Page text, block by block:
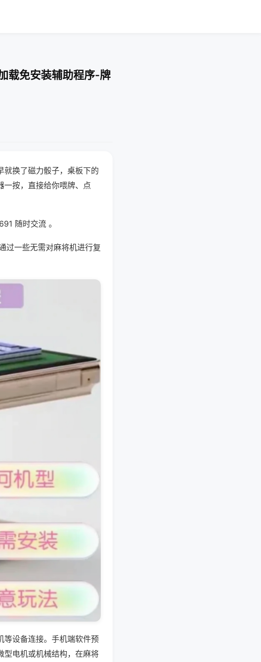
载免安装辅助程序-牌
就换了磁力骰子，桌板下的
一按，直接给你喂牌、点
随时交流 。
过一些无需对麻将机进行复
等设备连接。手机端软件预
型电机或机械结构，在麻将